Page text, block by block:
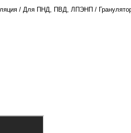
/ Для ПНД, ПВД, ЛПЭНП /